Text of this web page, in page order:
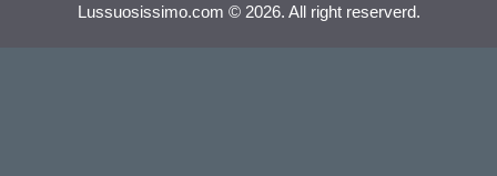
Lussuosissimo.com © 2026. All right reserverd.